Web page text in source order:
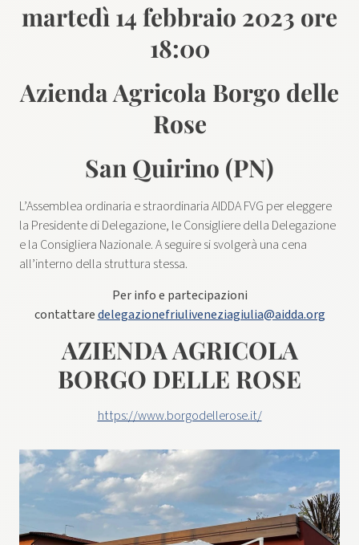
martedì 14 febbraio 2023 ore
18:00
Azienda Agricola Borgo delle
Rose
San Quirino (PN)
L’Assemblea ordinaria e straordinaria AIDDA FVG per eleggere
la Presidente di Delegazione, le Consigliere della Delegazione
e la Consigliera Nazionale. A seguire si svolgerà una cena
all’interno della struttura stessa.
Per info e partecipazioni
contattaredelegazionefriuliveneziagiulia@aidda.org
AZIENDA AGRICOLA
BORGO DELLE ROSE
https://www.borgodellerose.it/